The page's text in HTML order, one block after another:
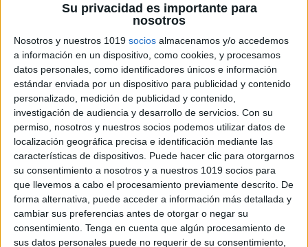
Su privacidad es importante para
nosotros
Nosotros y nuestros 1019 socios almacenamos y/o accedemos
a información en un dispositivo, como cookies, y procesamos
datos personales, como identificadores únicos e información
estándar enviada por un dispositivo para publicidad y contenido
personalizado, medición de publicidad y contenido,
investigación de audiencia y desarrollo de servicios. Con su
permiso, nosotros y nuestros socios podemos utilizar datos de
localización geográfica precisa e identificación mediante las
características de dispositivos. Puede hacer clic para otorgarnos
su consentimiento a nosotros y a nuestros 1019 socios para
que llevemos a cabo el procesamiento previamente descrito. De
forma alternativa, puede acceder a información más detallada y
cambiar sus preferencias antes de otorgar o negar su
consentimiento. Tenga en cuenta que algún procesamiento de
sus datos personales puede no requerir de su consentimiento,